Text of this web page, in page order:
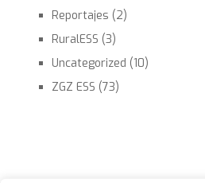
Reportajes (2)
RuralESS (3)
Uncategorized (10)
ZGZ ESS (73)